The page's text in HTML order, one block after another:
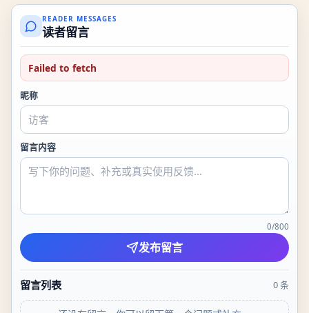
READER MESSAGES
读者留言
Failed to fetch
昵称
留言内容
0/800
发布留言
留言列表 0条